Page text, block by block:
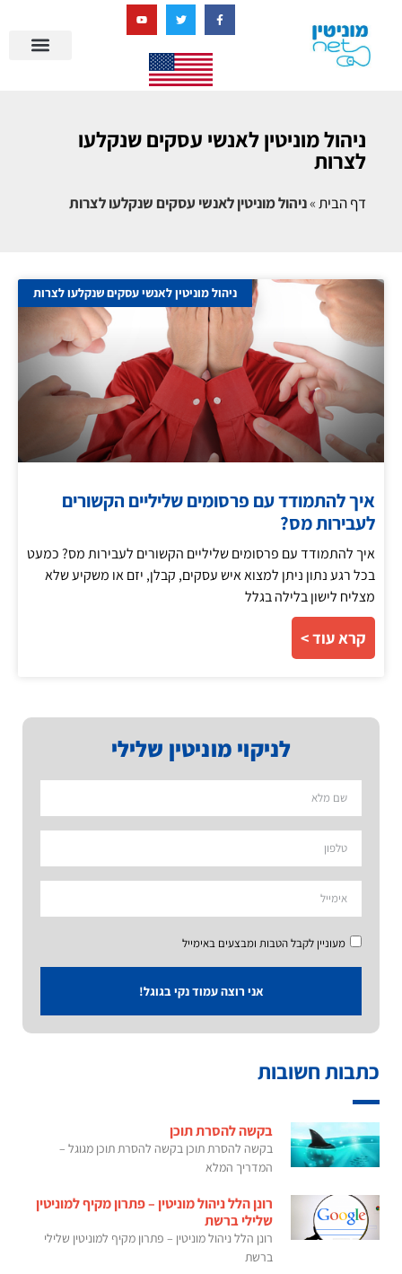
ניהול מוניטין לאנשי עסקים שנקלעו
לצרות
דף הבית»ניהול מוניטין לאנשי עסקים שנקלעו לצרות
לניקוי מוניטין שלילי
מעוניין לקבל הטבות ומבצעים באימייל
אני רוצה עמוד נקי בגוגל!
כתבות חשובות
בקשה להסרת תוכן
בקשה להסרת תוכן בקשה להסרת תוכן מגוגל –
המדריך המלא
רונן הלל ניהול מוניטין – פתרון מקיף למוניטין
שלילי ברשת
רונן הלל ניהול מוניטין – פתרון מקיף למוניטין שלילי
ברשת
ניהול מוניטין לאנשי עסקים שנקלעו לצרות
איך להתמודד עם פרסומים שליליים הקשורים
לעבירות מס?
איך להתמודד עם פרסומים שליליים הקשורים לעבירות מס? כמעט
בכל רגע נתון ניתן למצוא איש עסקים, קבלן, יזם או משקיע שלא
מצליח לישון בלילה בגלל
קרא עוד >